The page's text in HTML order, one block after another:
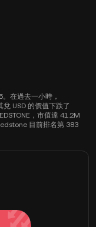
在過去一小時，
USD 的價值下跌了
，市值達 41.2M
目前排名第 383